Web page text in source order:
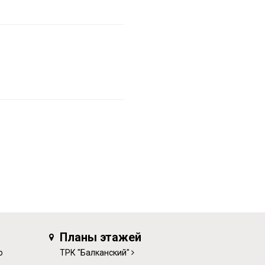
Планы этажей
ТРК "Балканский"